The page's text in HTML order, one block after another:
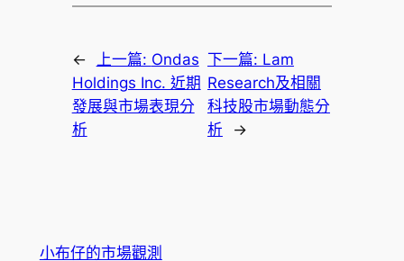
← 上一篇: Ondas
Holdings Inc. 近期
發展與市場表現分
析
下一篇: Lam
Research及相關
科技股市場動態分
析
→
小布仔的市場觀測